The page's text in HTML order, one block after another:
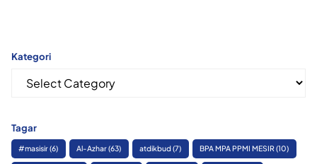
Kategori
Kategori
Tagar
#masisir(6) Al-Azhar(63) atdikbud(7) BPA MPA PPMI MESIR(10)